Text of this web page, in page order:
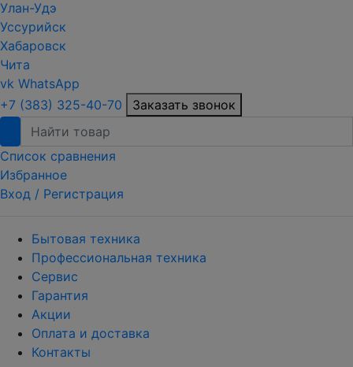
Улан-Удэ
Уссурийск
Хабаровск
Чита
vk WhatsApp
+7 (383) 325-40-70
Заказать звонок
Список сравнения
Избранное
Вход / Регистрация
Бытовая техника
Профессиональная техника
Сервис
Гарантия
Акции
Оплата и доставка
Контакты